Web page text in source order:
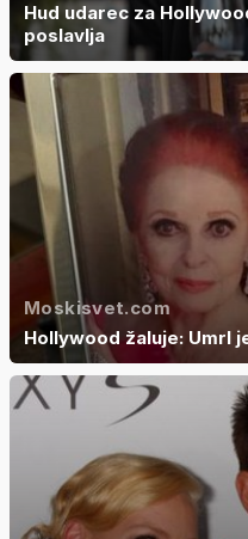
Hud udarec za
poslavlja
Moskisvet.com
Hollywood žaluje: Umrl